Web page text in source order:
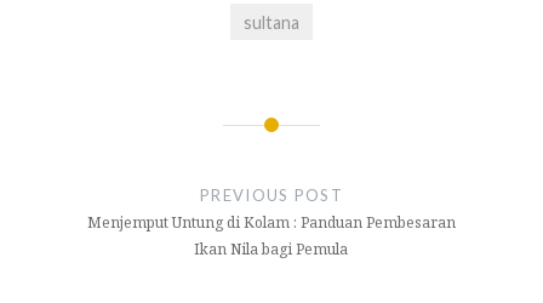
sultana
PREVIOUS POST
Menjemput Untung di Kolam : Panduan Pembesaran
Ikan Nila bagi Pemula